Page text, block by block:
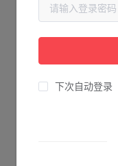
请检查您输入的网址是
下次自动登录